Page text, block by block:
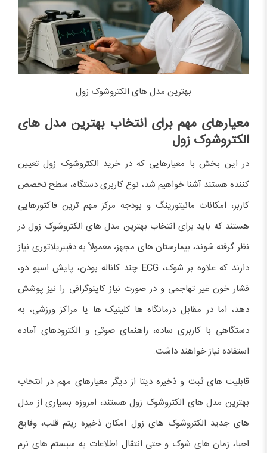
بهترین مدل های الکتروشوک زول
معیارهای مهم برای انتخاب بهترین مدل های
الکتروشوک زول
در این بخش با معیارهایی که در خرید الکتروشوک زول تعیین
کننده هستند آشنا خواهیم شد، نوع کاربری دستگاه، سطح تخصص
کاربر، امکانات مانیتورینگ و بودجه مرکز مهم ترین فاکتورهایی
هستند که باید برای انتخاب بهترین مدل های الکتروشوک زول در
نظر گرفته شوند، بیمارستان های مجهز، معمولاً به دفیبریلاتوری نیاز
دارند که علاوه بر شوک، ECG چند کاناله بودن، پایش اسپو دو،
فشار خون غیر تهاجمی و در صورت نیاز کاپنوگرافی را نیز پوشش
دهد، اما در مقابل درمانگاه ها کلینیک ها یا مراکز ورزشی، به
دستگاهی با کاربری ساده، راهنمای صوتی و الکترودهای آماده
استفاده نیاز خواهند داشت.
قابلیت های ثبت و ذخیره دیتا از دیگر معیارهای مهم در انتخاب
بهترین مدل های الکتروشوک زول هستند، امروزه بسیاری از مدل
های جدید الکتروشوک های زول امکان ذخیره ریتم قلب، وقایع
احیا، زمان های شوک و حتی انتقال اطلاعات به سیستم های نرم